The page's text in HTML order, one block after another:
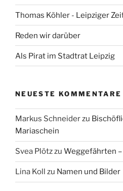
Thomas Köhler - Leipziger
Reden wir darüber
Als Pirat im Stadtrat Leipzig
NEUESTE KOMMENTARE
Markus Schneiderzu
Mariaschein
Svea Plötzzu Weggefährten
Lina Koll zu Namen und Bilder